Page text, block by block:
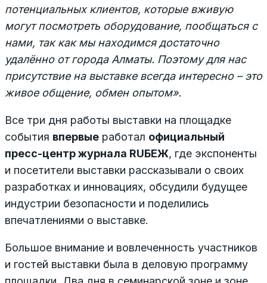
потенциальных клиентов, которые вживую
могут посмотреть оборудование, пообщаться с
нами, так как мы находимся достаточно
удалённо от города Алматы. Поэтому для нас
присутствие на выставке всегда интересно – это
живое общение, обмен опытом».
Все три дня работы выставки на площадке
события впервые работал официальный
пресс-центр журнала RUБЕЖ, где экспоненты
и посетители выставки рассказывали о своих
разработках и инновациях, обсудили будущее
индустрии безопасности и поделились
впечатлениями о выставке.
Большое внимание и вовлеченность участников
и гостей выставки была в деловую программу